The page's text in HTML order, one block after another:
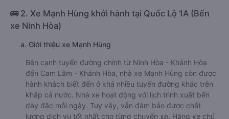
🚌 2. Xe Mạnh Hùng khởi hành tại Quốc Lộ 1A (Bến
xe Ninh Hòa)
a. Giới thiệu xe Mạnh Hùng
Bên cạnh tuyến đường chính từ Ninh Hòa - Khánh Hòa
đến Cam Lâm - Khánh Hòa, nhà xe Mạnh Hùng còn được
hành khách biết đến ở khá nhiều tuyến đường khác trên
khắp cả nước. Nhà xe hoạt động với lịch trình xuất bến
dày đặc mỗi ngày. Tuy vậy, vẫn đảm bảo được chất
lượng dịch vụ tốt nhất cho từng chuyến xe. Hãng xe chú